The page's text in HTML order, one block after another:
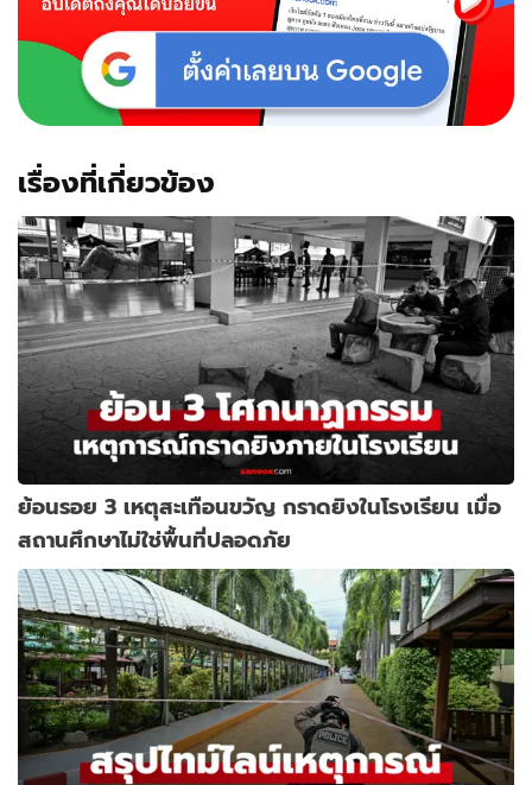
เรื่องที่เกี่ยวข้อง
ย้อนรอย 3 เหตุสะเทือนขวัญ กราดยิงในโรงเรียน เมื่อ
สถานศึกษาไม่ใช่พื้นที่ปลอดภัย